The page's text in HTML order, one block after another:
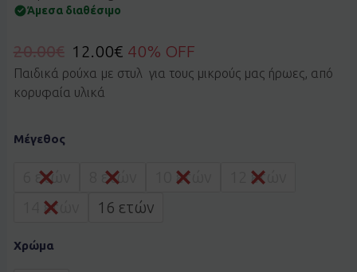
Άμεσα διαθέσιμο
20.00€ 12.00€ 40% OFF
Παιδικά ρούχα με στυλ για τους μικρούς μας ήρωες, από
κορυφαία υλικά
Μέγεθος
6 ετών 8 ετών 10 ετών
12 ετών
14 ετών
16 ετών
Χρώμα
mao
266721
ποσότητα